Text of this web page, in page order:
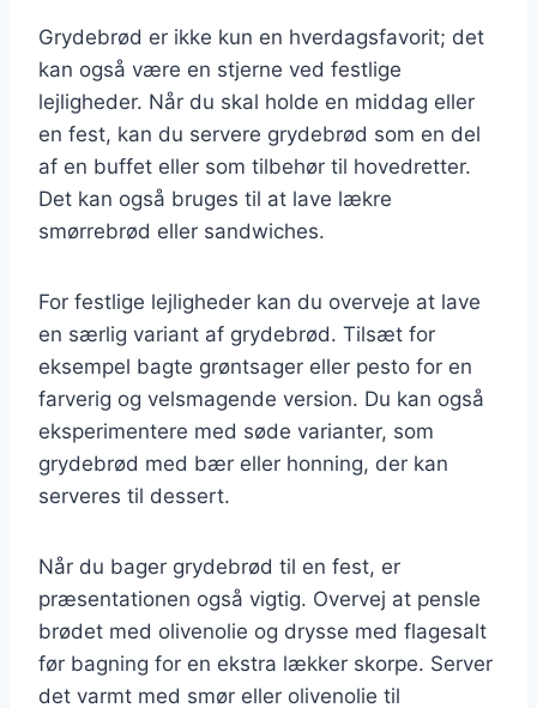
Grydebrød er ikke kun en hverdagsfavorit; det
kan også være en stjerne ved festlige
lejligheder. Når du skal holde en middag eller
en fest, kan du servere grydebrød som en del
af en buffet eller som tilbehør til hovedretter.
Det kan også bruges til at lave lækre
smørrebrød eller sandwiches.
For festlige lejligheder kan du overveje at lave
en særlig variant af grydebrød. Tilsæt for
eksempel bagte grøntsager eller pesto for en
farverig og velsmagende version. Du kan også
eksperimentere med søde varianter, som
grydebrød med bær eller honning, der kan
serveres til dessert.
Når du bager grydebrød til en fest, er
præsentationen også vigtig. Overvej at pensle
brødet med olivenolie og drysse med flagesalt
før bagning for en ekstra lækker skorpe. Server
det varmt med smør eller olivenolie til